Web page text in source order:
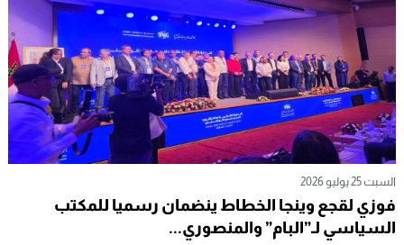
السبت 25 يوليو 2026
فوزي لقجع وينجا الخطاط ينضمان رسميا للمكتب
السياسي لـ”البام” والمنصوري...